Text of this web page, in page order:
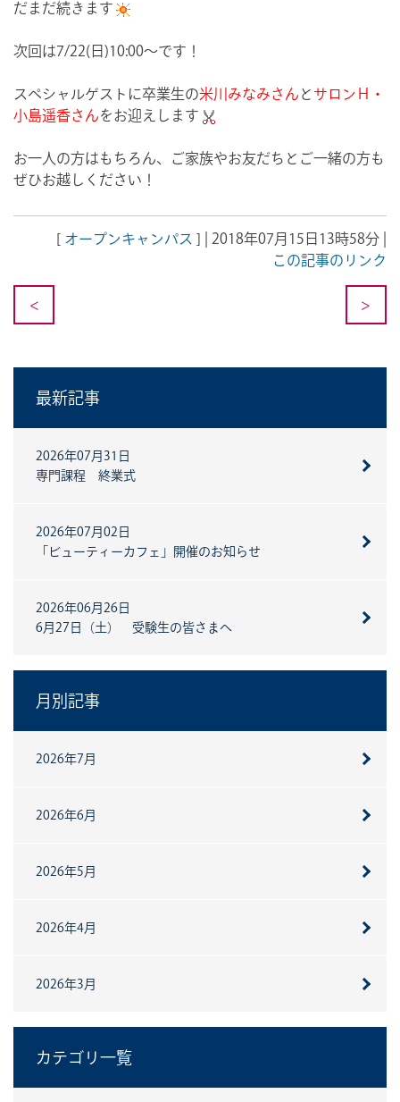
だまだ続きます
次回は7/22(日)10:00～です！
スペシャルゲストに卒業生の米川みなみさん と サロンＨ・
小島遥香さんをお迎えします
お一人の方はもちろん、ご家族やお友だちとご一緒の方も
ぜひお越しください！
[ オープンキャンパス ] | 2018年07月15日13時58分 |
この記事のリンク
< >
最新記事
2026年07月31日
専門課程 終業式
2026年07月02日
「ビューティーカフェ」開催のお知らせ
2026年06月26日
6月27日（土） 受験生の皆さまへ
月別記事
2026年7月
2026年6月
2026年5月
2026年4月
2026年3月
カテゴリ一覧